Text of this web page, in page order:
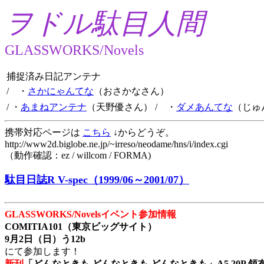
ヲドル駄目人間
GLASSWORKS/Novels
捕捉済み日記アンテナ
/ ・ さかにゃんてな （おさかなさん）
/ ・ あまねアンテナ （天野優さん） / ・ ダメあんてな （じ
携帯対応ページは こちら ↓からどうぞ。
http://www2d.biglobe.ne.jp/~irreso/neodame/hns/i/index.cgi
（動作確認：ez / willcom / FORMA)
駄目日誌R V-spec（1999/06～2001/07）
GLASSWORKS/Novelsイベント参加情報
COMITIA101（東京ビッグサイト）
9月2日（日）う12b
にて参加します！